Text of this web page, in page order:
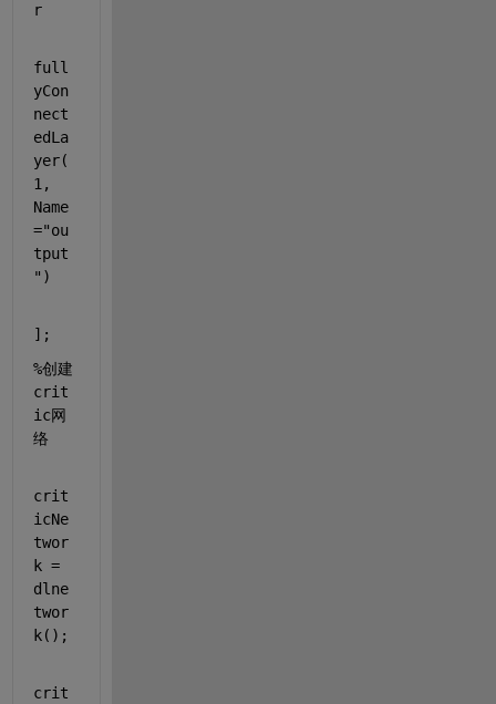
r
full
yCon
nect
edLa
yer(
1,
Name
="ou
tput
" )
];
%创建
crit
ic网
络
crit
icNe
twor
k =
dlne
twor
k();
crit